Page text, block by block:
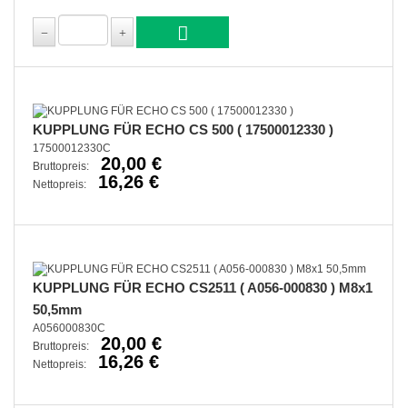
KUPPLUNG FÜR ECHO CS 500 ( 17500012330 )
17500012330C
Bruttopreis:
20,00 €
Nettopreis: 16,26 €
KUPPLUNG FÜR ECHO CS2511 ( A056-000830 ) M8x1
50,5mm
A056000830C
Bruttopreis:
20,00 €
Nettopreis: 16,26 €